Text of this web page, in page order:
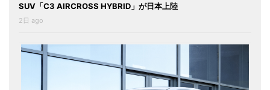
SUV「C3 AIRCROSS HYBRID」が日本上陸
2日 ago